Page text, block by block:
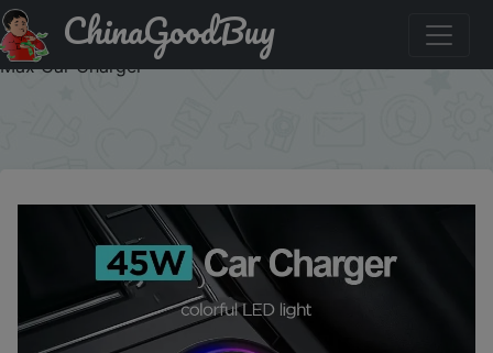
Знижка на Joyroom 45W 4 in 1 Car Charger Super Fast
PD3.0 QC3.0 Car Charger Adapter for iPhone 15 14 13Pro
Max Car Charger
ChinaGoodBuy